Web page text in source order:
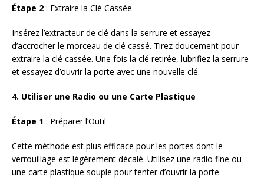
Étape 2 : Extraire la Clé Cassée
Insérez l’extracteur de clé dans la serrure et essayez
d’accrocher le morceau de clé cassé. Tirez doucement pour
extraire la clé cassée. Une fois la clé retirée, lubrifiez la serrure
et essayez d’ouvrir la porte avec une nouvelle clé.
4. Utiliser une Radio ou une Carte Plastique
Étape 1 : Préparer l’Outil
Cette méthode est plus efficace pour les portes dont le
verrouillage est légèrement décalé. Utilisez une radio fine ou
une carte plastique souple pour tenter d’ouvrir la porte.